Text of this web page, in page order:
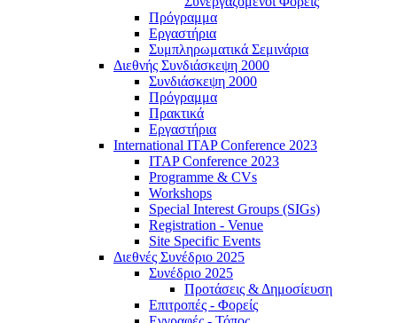
Πρόγραμμα
Εργαστήρια
Συμπληρωματικά Σεμινάρια
Διεθνής Συνδιάσκεψη 2000
Συνδιάσκεψη 2000
Πρόγραμμα
Πρακτικά
Εργαστήρια
International ITAP Conference 2023
ITAP Conference 2023
Programme & CVs
Workshops
Special Interest Groups (SIGs)
Registration - Venue
Site Specific Events
Διεθνές Συνέδριο 2025
Συνέδριο 2025
Προτάσεις & Δημοσίευση
Επιτροπές - Φορείς